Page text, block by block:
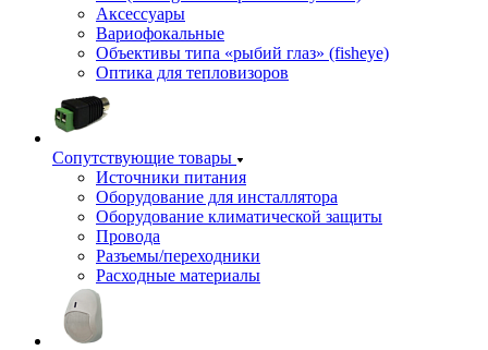
Аксессуары
Вариофокальные
Объективы типа «рыбий глаз» (fisheye)
Оптика для тепловизоров
Сопутствующие товары
Источники питания
Оборудование для инсталлятора
Оборудование климатической защиты
Провода
Разъемы/переходники
Расходные материалы